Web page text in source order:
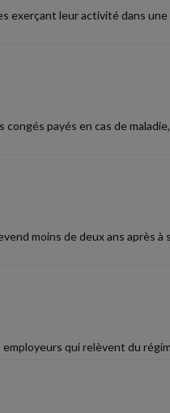
leur activité dans une
payés en cas de
moins de deux ans après à
qui relèvent du